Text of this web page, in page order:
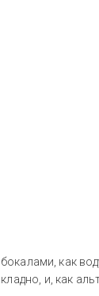
как
и, как